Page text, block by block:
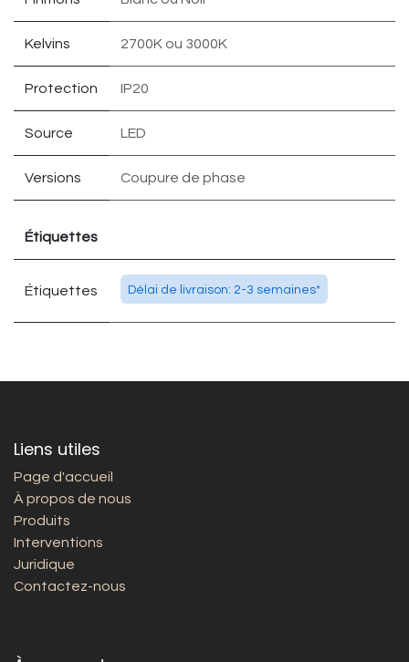
Kelvins 2700K ou 3000K
Protection IP20
Source LED
Versions Coupure de phase
Étiquettes
Étiquettes Délai de livraison: 2-3 semaines*
Liens utiles
Page d'accueil
À propos de nous
Produits
Interventions
Juridique
Contactez-nous